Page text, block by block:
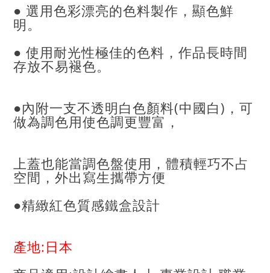
● 選用色彩漂亮的色料製作，顯色鮮
明。
● 使用耐光性極佳的色料，作品長時間
存放不易褪色。
●內附一支不透明白色顏料(中國白)，可
做為調色用使色調更豐富，
上蓋也能當調色盤使用，體積輕巧不占
空間，外出寫生攜帶方便
●精緻紅色質感鐵盒設計
產地:日本